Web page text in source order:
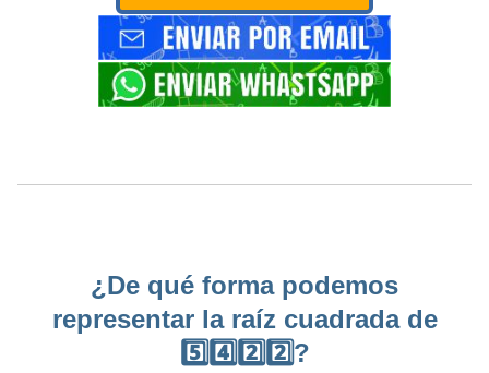
¿De qué forma podemos
representar la raíz cuadrada de
5️⃣4️⃣2️⃣2️⃣?